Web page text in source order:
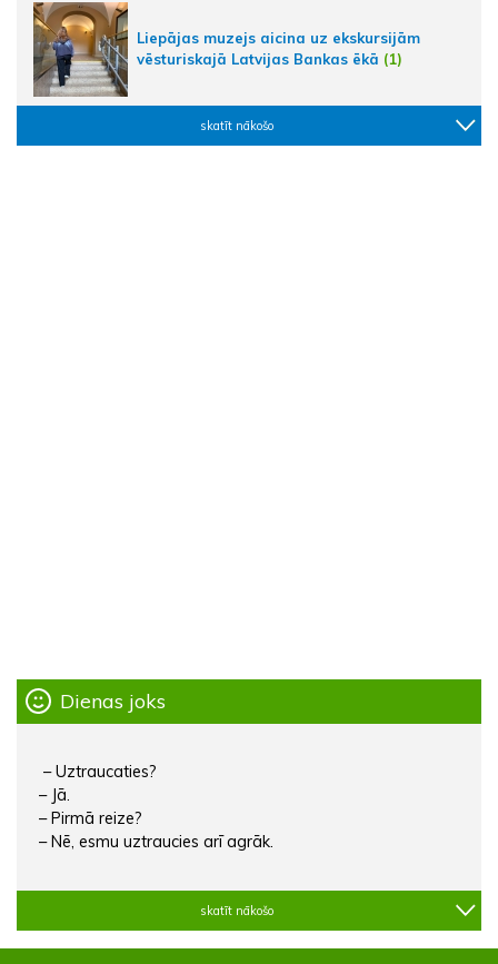
Liepājas muzejs aicina uz ekskursijām
vēsturiskajā Latvijas Bankas ēkā (1)
skatīt nākošo
Dienas joks
– Uztraucaties?
– Jā.
– Pirmā reize?
– Nē, esmu uztraucies arī agrāk.
skatīt nākošo